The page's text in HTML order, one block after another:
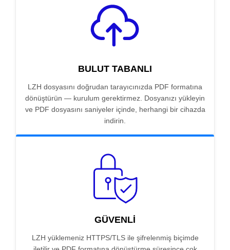
BULUT TABANLI
LZH dosyasını doğrudan tarayıcınızda PDF formatına
dönüştürün — kurulum gerektirmez. Dosyanızı yükleyin
ve PDF dosyasını saniyeler içinde, herhangi bir cihazda
indirin.
GÜVENLI
LZH yüklemeniz HTTPS/TLS ile şifrelenmiş biçimde